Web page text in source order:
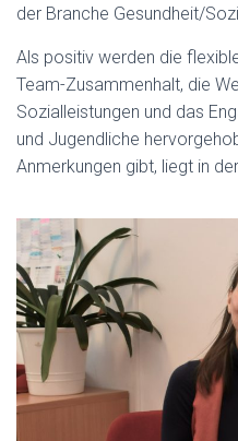
der Branche Gesundheit/
Als positiv werden die
Team-Zusammenhalt, die
Sozialleistungen und das
und Jugendliche
Anmerkungen gibt, liegt in